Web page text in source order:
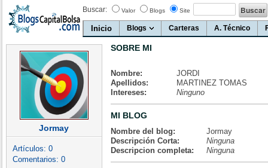
Buscar: Valor Blogs Site
Inicio Blogs Carteras A. Técnico
Jormay
Artículos: 0
Comentarios: 0
SOBRE MI
Nombre:
JORDI
Apellidos:
MARTINEZ TOMAS
Intereses:
Ninguno
MI BLOG
Nombre del blog:
Jormay
Descripción Corta:
Ninguna
Descripcion completa:
Ninguna